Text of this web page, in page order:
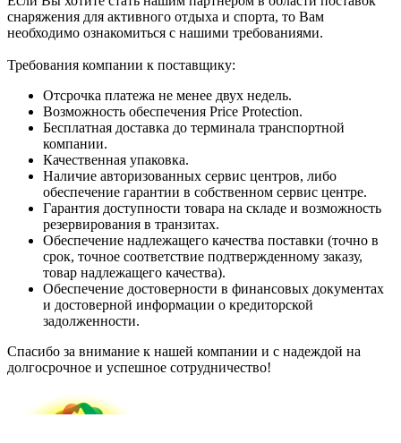
снаряжения для активного отдыха и спорта, то Вам
необходимо ознакомиться с нашими требованиями.
Требования компании к поставщику:
Отсрочка платежа не менее двух недель.
Возможность обеспечения Price Protection.
Бесплатная доставка до терминала транспортной
компании.
Качественная упаковка.
Наличие авторизованных сервис центров, либо
обеспечение гарантии в собственном сервис центре.
Гарантия доступности товара на складе и возможность
резервирования в транзитах.
Обеспечение надлежащего качества поставки (точно в
срок, точное соответствие подтвержденному заказу,
товар надлежащего качества).
Обеспечение достоверности в финансовых документах
и достоверной информации о кредиторской
задолженности.
Спасибо за внимание к нашей компании и с надеждой на
долгосрочное и успешное сотрудничество!